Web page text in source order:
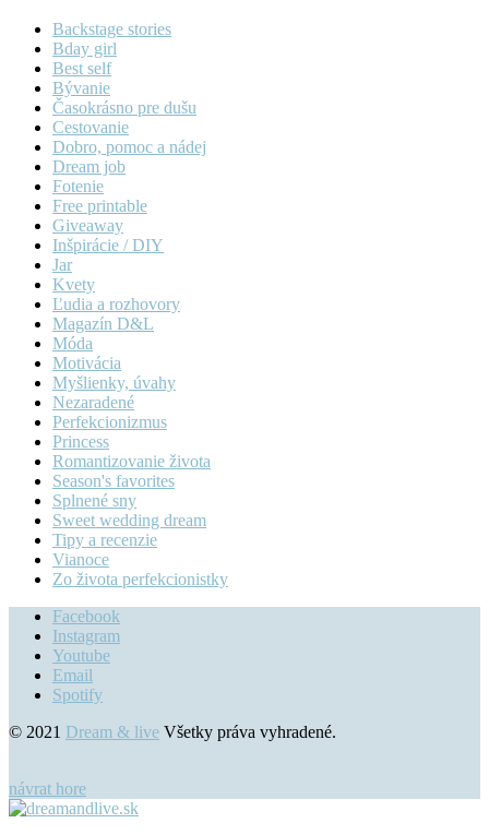
Backstage stories
Bday girl
Best self
Bývanie
Časokrásno pre dušu
Cestovanie
Dobro, pomoc a nádej
Dream job
Fotenie
Free printable
Giveaway
Inšpirácie / DIY
Jar
Kvety
Ľudia a rozhovory
Magazín D&L
Móda
Motivácia
Myšlienky, úvahy
Nezaradené
Perfekcionizmus
Princess
Romantizovanie života
Season's favorites
Splnené sny
Sweet wedding dream
Tipy a recenzie
Vianoce
Zo života perfekcionistky
Facebook
Instagram
Youtube
Email
Spotify
© 2021 Dream & live Všetky práva vyhradené.
návrat hore